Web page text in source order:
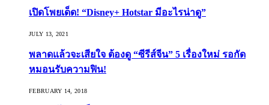
เปิดโพยเด็ด! “Disney+ Hotstar มีอะไรน่าดู”
JULY 13, 2021
พลาดแล้วจะเสียใจ ต้องดู “ซีรีส์จีน” 5 เรื่องใหม่ รอกัด
หมอนรับความฟิน!
FEBRUARY 14, 2018